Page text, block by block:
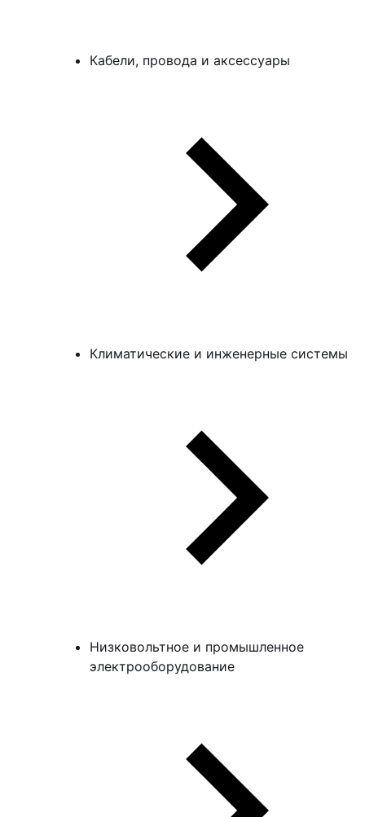
Кабели, провода и аксессуары
Климатические и инженерные системы
Низковольтное и промышленное
электрооборудование